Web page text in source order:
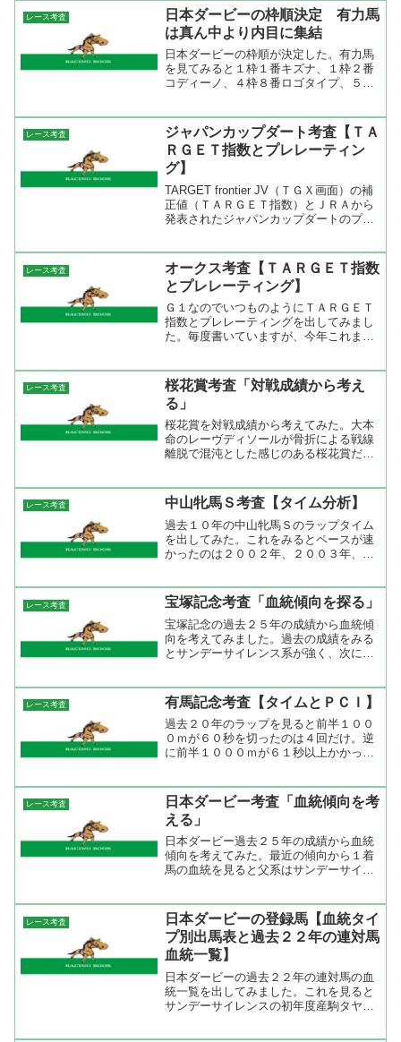
なって３回全てが万馬券）と荒れる安田
記念。そこで、過去２０年...
レース考査
日本ダービーの枠順決定 有力馬
は真ん中より内目に集結
日本ダービーの枠順が決定した。有力馬
を見てみると１枠１番キズナ、１枠２番
コディーノ、４枠８番ロゴタイプ、５枠
だけに有力馬がいい枠に入ったのはなに
より。これで、面白いレー...
レース考査
ジャパンカップダート考査【ＴＡ
ＲＧＥＴ指数とプレレーティン
グ】
TARGET frontier JV（ＴＧＸ画面）の補
正値（ＴＡＲＧＥＴ指数）とＪＲＡから
発表されたジャパンカップダートのプレ
掲載されているＴＡＲＧＥＴ指数と同様
にレー...
レース考査
オークス考査【ＴＡＲＧＥＴ指数
とプレレーティング】
Ｇ１なのでいつものようにＴＡＲＧＥＴ
指数とプレレーティングを出してみまし
た。毎度書いていますが、今年これまで
ていましたが、天皇賞（春）ではドリー
ムジャーニーの３着が精一...
レース考査
桜花賞考査「対戦成績から考え
る」
桜花賞を対戦成績から考えてみた。大本
命のレーヴディソールが骨折による戦線
離脱で混沌とした感じのある桜花賞だ
いなければホエールキャプチャが主役に
浮上する。この馬の成績を見...
レース考査 中山牝馬Ｓ考査【タイム分析】
過去１０年の中山牝馬Ｓのラップタイム
を出してみた。これをみるとペースが速
かったのは２００２年、２００３年、２
た昨年は馬場を考慮するとやや速いペー
ス。牝馬限定というだけで...
レース考査 宝塚記念考査「血統傾向を探る」
宝塚記念の過去２５年の成績から血統傾
向を考えてみました。過去の成績をみる
とサンデーサイレンス系が強く、次にノ
ビスタ、ドリームジャーニーなどで、ノ
ーザンダンサー系はシンゲ...
レース考査 有馬記念考査【タイムとＰＣＩ】
過去２０年のラップを見ると前半１００
０ｍが６０秒を切ったのは４回だけ。逆
に前半１０００ｍが６１秒以上かかった
すぐに３コーナーに突入するせいか流れ
は落ち着きやすい。レース...
レース考査
日本ダービー考査「血統傾向を考
える」
日本ダービー過去２５年の成績から血統
傾向を考えてみた。最近の傾向から１着
馬の血統を見ると父系はサンデーサイレ
系を見るとノーザンダンサー系とグレイ
ソブリン系が強い。２着馬...
レース考査
日本ダービーの登録馬【血統タイ
プ別出馬表と過去２２年の連対馬
血統一覧】
日本ダービーの過去２２年の連対馬の血
統一覧を出してみました。これを見ると
サンデーサイレンスの初年度産駒タヤス